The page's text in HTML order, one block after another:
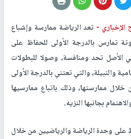
الإخباري - تعد الرياضة ممارسة وإشباع
تمارس بالدرجة الأولى للحفاظ على
تحد ومنافسة، وصولا للبطولات
والنبيلة، والتي تعتني بالدرجة الأولى
ممارستها، وذلك باتباع ممارسيها
بجانبها النزيه.
على وحدة الرياضة والرياضيين من خلال